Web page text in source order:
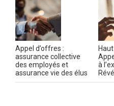
Appel d’offres :
assurance collective
des employés et
assurance vie des élus
à